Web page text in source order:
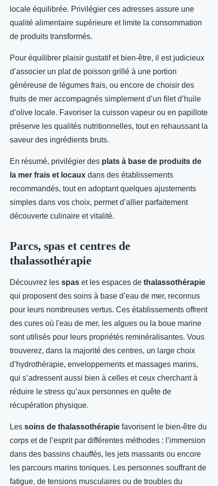
locale équilibrée. Privilégier ces adresses assure une
qualité alimentaire supérieure et limite la consommation
de produits transformés.
Pour équilibrer plaisir gustatif et bien-être, il est judicieux
d’associer un plat de poisson grillé à une portion
généreuse de légumes frais, ou encore de choisir des
fruits de mer accompagnés simplement d’un filet d’huile
d’olive locale. Favoriser la cuisson vapeur ou en papillote
préserve les qualités nutritionnelles, tout en rehaussant la
saveur des ingrédients bruts.
En résumé, privilégier des plats à base de produits de
la mer frais et locaux dans des établissements
recommandés, tout en adoptant quelques ajustements
simples dans vos choix, permet d’allier parfaitement
découverte culinaire et vitalité.
Parcs, spas et centres de
thalassothérapie
Découvrez les spas et les espaces de thalassothérapie
qui proposent des soins à base d’eau de mer, reconnus
pour leurs nombreuses vertus. Ces établissements offrent
des cures où l'eau de mer, les algues ou la boue marine
sont utilisés pour leurs propriétés reminéralisantes. Vous
trouverez, dans la majorité des centres, un large choix
d’hydrothérapie, enveloppements et massages marins,
qui s’adressent aussi bien à celles et ceux cherchant à
réduire le stress qu’aux personnes en quête de
récupération physique.
Les soins de thalassothérapie favorisent le bien-être du
corps et de l’esprit par différentes méthodes : l’immersion
dans des bassins chauffés, les jets massants ou encore
les parcours marins toniques. Les personnes souffrant de
fatigue, de tensions musculaires ou de troubles du